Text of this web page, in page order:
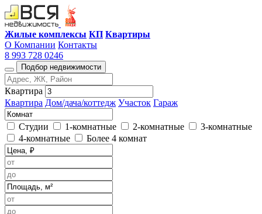
Жилые комплексы КП Квартиры
О Компании Контакты
8 993 728 0246
Подбор недвижимости
Квартира
Квартира Дом/дача/коттедж Участок Гараж
Студии 1-комнатные 2-комнатные
3-комнатные
4-комнатные
Более 4 комнат